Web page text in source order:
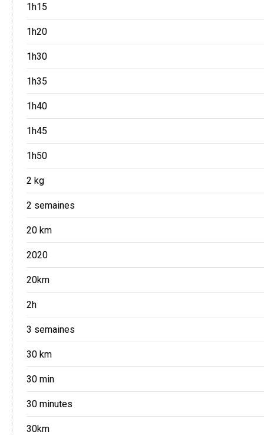
1h15
1h20
1h30
1h35
1h40
1h45
1h50
2 kg
2 semaines
20 km
2020
20km
2h
3 semaines
30 km
30 min
30 minutes
30km